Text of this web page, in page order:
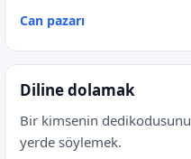
Can pazarı
Diline dolamak
Bir kimsenin
yerde söylemek.